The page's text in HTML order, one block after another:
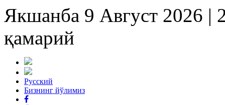
Якшанба 9 Август 2026
қамарий
Русский
Бизнинг йўлимиз